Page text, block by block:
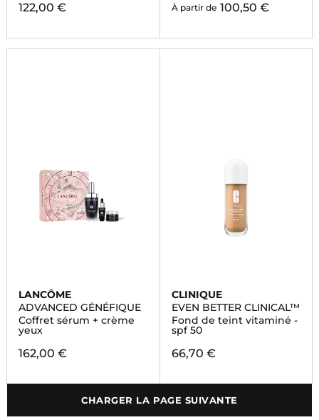
122,00 € À partir de 100,50 €
LANCÔME
ADVANCED GÉNÉFIQUE
Coffret sérum + crème
yeux
162,00 €
CLINIQUE
EVEN BETTER CLINICAL™
Fond de teint vitaminé -
spf 50
66,70 €
CHARGER LA PAGE SUIVANTE